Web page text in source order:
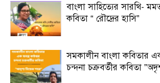
বাংলা সাহিত্যের সারথি-
কবিতা “ রৌদ্রের হাসি”
সমকালীন বাংলা কবিতার এক
চন্দনা চক্রবর্তীর কবিতা